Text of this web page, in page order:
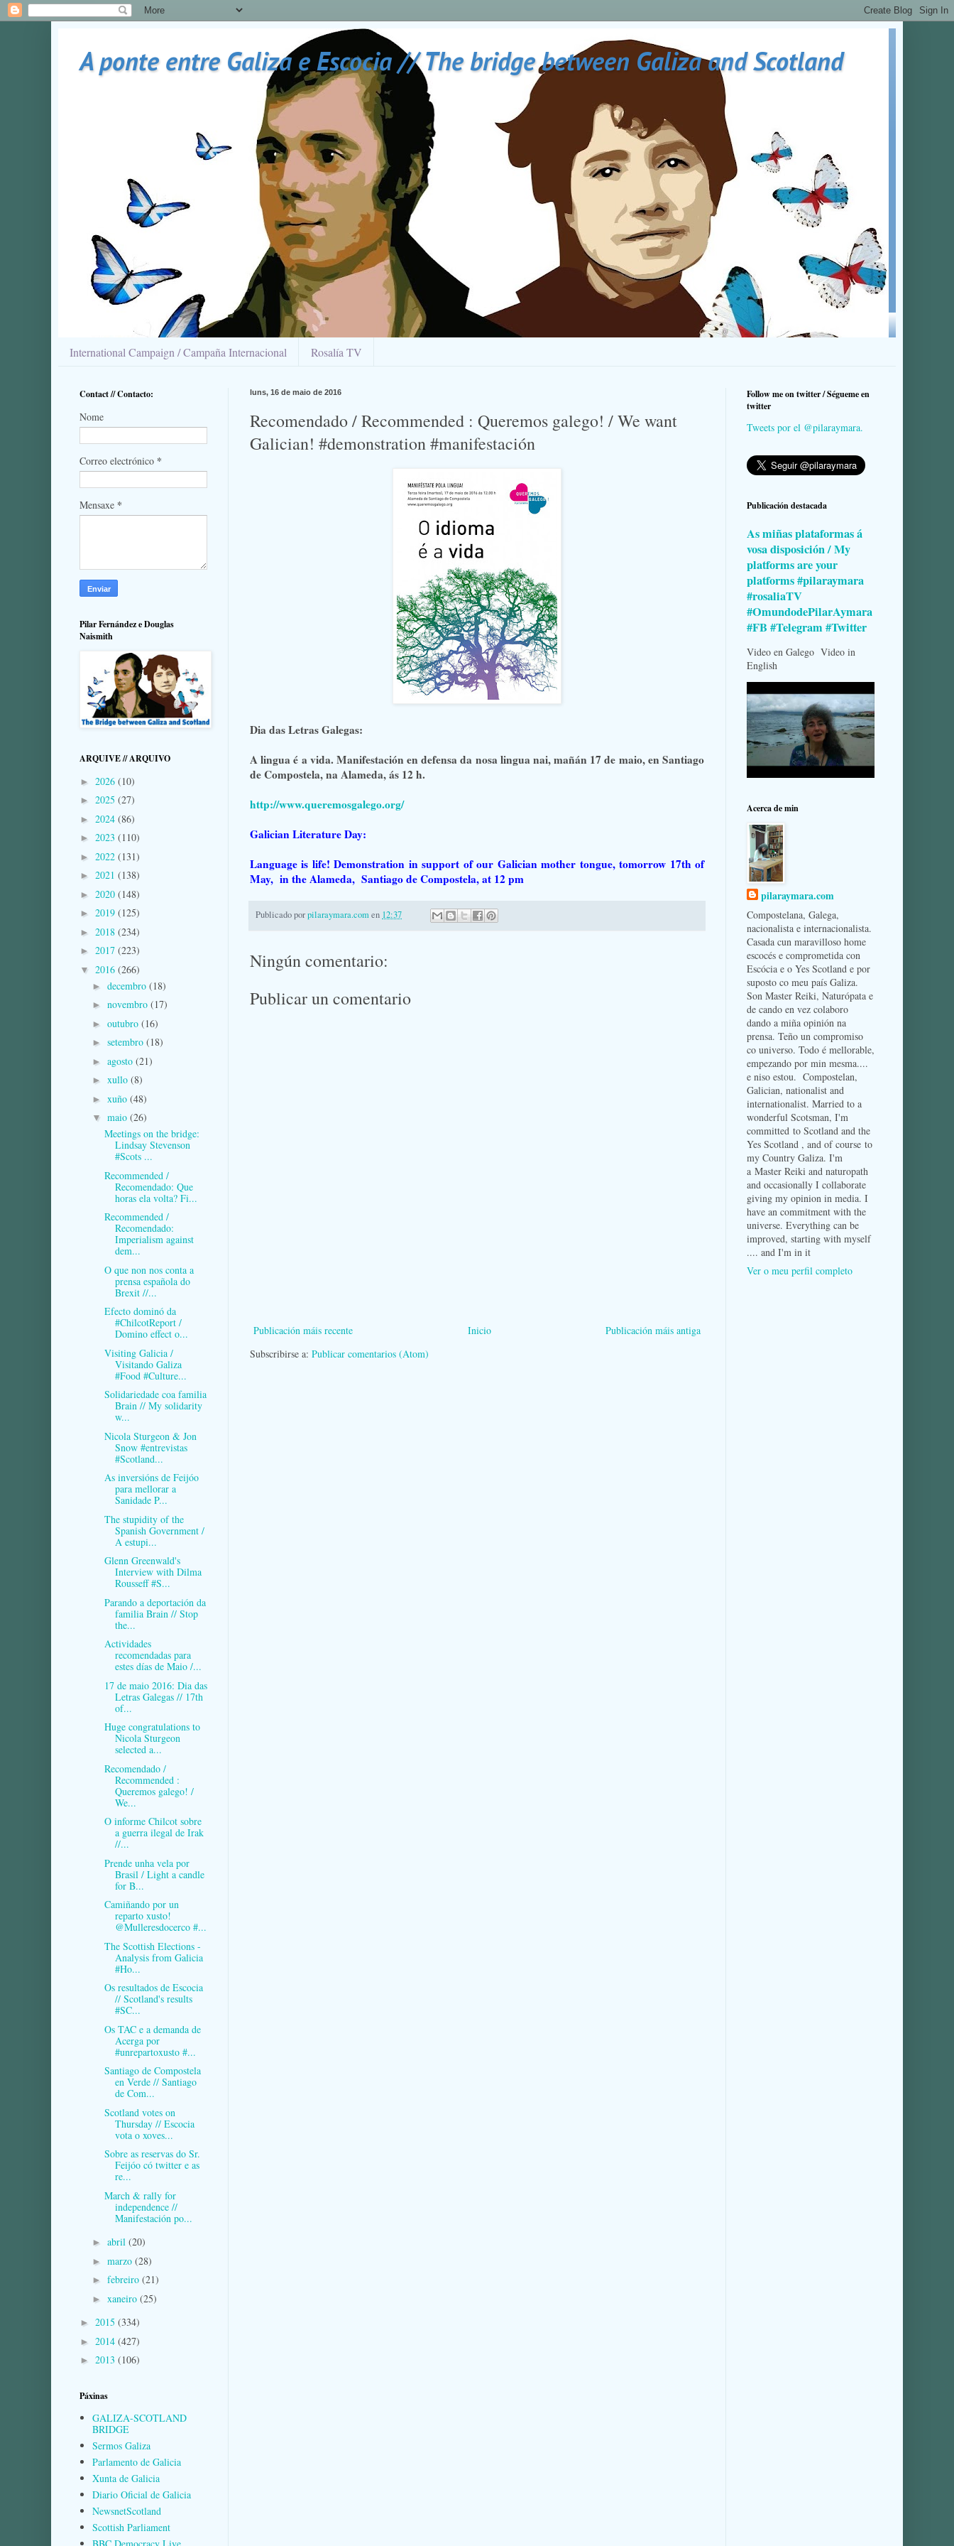
A ponte entre Galiza e Escocia // The bridge between Galiza and Scotland
International Campaign / Campaña Internacional Rosalía TV
luns, 16 de maio de 2016
Recomendado / Recommended : Queremos galego! / We want
Galician! #demonstration #manifestación
Dia das Letras Galegas:
A lingua é a vida. Manifestación en defensa da nosa lingua nai, mañán 17 de maio, en Santiago
de Compostela, na Alameda, ás 12 h.
http://www.queremosgalego.org/
Galician Literature Day:
Language is life! Demonstration in support of our Galician mother tongue, tomorrow 17th of
May, in the Alameda, Santiago de Compostela, at 12 pm
Publicado porpilaraymara.comen 12:37
Ningún comentario:
Publicar un comentario
Publicación máis recente Publicación máis antiga
Inicio
Subscribirse a: Publicar comentarios (Atom)
Contact // Contacto:
Nome
Correo electrónico *
Mensaxe *
Pilar Fernández e Douglas
Naismith
ARQUIVE // ARQUIVO
► 2026 (10)
► 2025 (27)
► 2024 (86)
► 2023 (110)
► 2022 (131)
► 2021 (138)
► 2020 (148)
► 2019 (125)
► 2018 (234)
► 2017 (223)
▼ 2016 (266)
► decembro (18)
► novembro (17)
► outubro (16)
► setembro (18)
► agosto (21)
► xullo (8)
► xuño (48)
▼ maio (26)
Meetings on the bridge:
Lindsay Stevenson
#Scots ...
Recommended /
Recomendado: Que
horas ela volta? Fi...
Recommended /
Recomendado:
Imperialism against
dem...
O que non nos conta a
prensa española do
Brexit //...
Efecto dominó da
#ChilcotReport /
Domino effect o...
Visiting Galicia /
Visitando Galiza
#Food #Culture...
Solidariedade coa familia
Brain // My solidarity
w...
Nicola Sturgeon & Jon
Snow #entrevistas
#Scotland...
As inversións de Feijóo
para mellorar a
Sanidade P...
The stupidity of the
Spanish Government /
A estupi...
Glenn Greenwald's
Interview with Dilma
Rousseff #S...
Parando a deportación da
familia Brain // Stop
the...
Actividades
recomendadas para
estes días de Maio /...
17 de maio 2016: Dia das
Letras Galegas // 17th
of...
Huge congratulations to
Nicola Sturgeon
selected a...
Recomendado /
Recommended :
Queremos galego! /
We...
O informe Chilcot sobre
a guerra ilegal de Irak
//...
Prende unha vela por
Brasil / Light a candle
for B...
Camiñando por un
reparto xusto!
@Mulleresdocerco #...
The Scottish Elections -
Analysis from Galicia
#Ho...
Os resultados de Escocia
// Scotland's results
#SC...
Os TAC e a demanda de
Acerga por
#unrepartoxusto #...
Santiago de Compostela
en Verde // Santiago
de Com...
Scotland votes on
Thursday // Escocia
vota o xoves...
Sobre as reservas do Sr.
Feijóo có twitter e as
re...
March & rally for
independence //
Manifestación po...
► abril (20)
► marzo (28)
► febreiro (21)
► xaneiro (25)
► 2015 (334)
► 2014 (427)
► 2013 (106)
Páxinas
GALIZA-SCOTLAND
BRIDGE
Sermos Galiza
Parlamento de Galicia
Xunta de Galicia
Diario Oficial de Galicia
NewsnetScotland
Scottish Parliament
Follow me on twitter / Ségueme en
twitter
Tweets por el @pilaraymara.
Publicación destacada
As miñas plataformas á
vosa disposición / My
platforms are your
platforms #pilaraymara
#rosaliaTV
#OmundodePilarAymara
#FB #Telegram #Twitter
Video en Galego Video in
English
Acerca de min
pilaraymara.com
Compostelana, Galega,
nacionalista e internacionalista.
Casada cun maravilloso home
escocés e comprometida con
Escócia e o Yes Scotland e por
suposto co meu país Galiza.
Son Master Reiki, Naturópata e
de cando en vez colaboro
dando a miña opinión na
prensa. Teño un compromiso
co universo. Todo é mellorable,
empezando por min mesma....
e niso estou. Compostelan,
Galician, nationalist and
internationalist. Married to a
wonderful Scotsman, I'm
committed to Scotland and the
Yes Scotland , and of course to
my Country Galiza. I'm
a Master Reiki and naturopath
and occasionally I collaborate
giving my opinion in media. I
have an commitment with the
universe. Everything can be
improved, starting with myself
.... and I'm in it
Ver o meu perfil completo